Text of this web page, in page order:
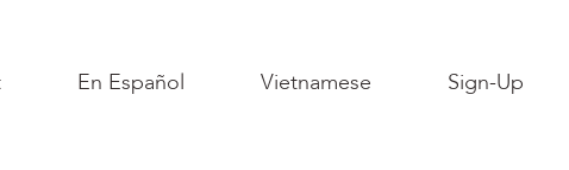
En Español Vietnamese Sign-Up